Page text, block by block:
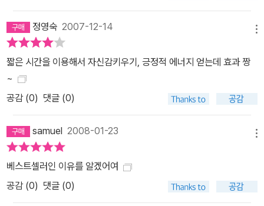
정영숙 2007-12-14
짧은 시간을 이용해서 자신감키우기, 긍정적 에너지 얻는데 효과 짱
~
공감 (0) 댓글 (0)
samuel 2008-01-23
베스트셀러인 이유를 알겠어여
공감 (0) 댓글 (0)